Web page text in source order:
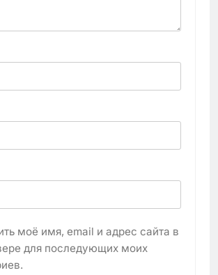
моё имя, email и адрес сайта в
для последующих моих